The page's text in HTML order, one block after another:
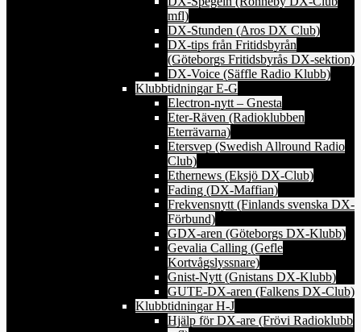
mfl)
DX-Stunden (Aros DX Club)
DX-tips från Fritidsbyrån
(Göteborgs Fritidsbyrås DX-sektion)
DX-Voice (Säffle Radio Klubb)
Klubbtidningar E-G
Electron-nytt – Gnesta
Eter-Räven (Radioklubben
Eterrävarna)
Etersvep (Swedish Allround Radio
Club)
Ethernews (Eksjö DX-Club)
Fading (DX-Maffian)
Frekvensnytt (Finlands svenska DX-
Förbund)
GDX-aren (Göteborgs DX-Klubb)
Gevalia Calling (Gefle
Kortvågslyssnare)
Gnist-Nytt (Gnistans DX-Klubb)
GUTE-DX-aren (Falkens DX-Club)
Klubbtidningar H-J
Hjälp för DX-are (Frövi Radioklubb